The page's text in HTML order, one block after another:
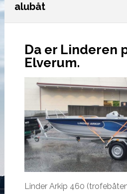
alubåt
Da er Linderen
Elverum.
Linder Arkip 460